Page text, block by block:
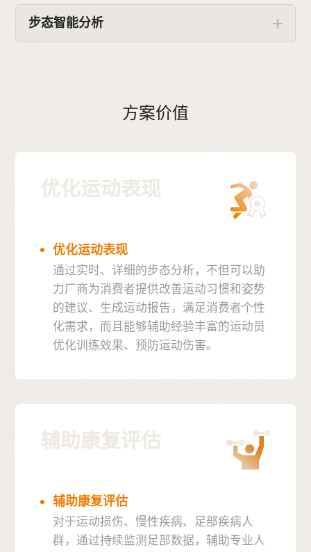
步态智能分析
方案价值
优化运动表现
优化运动表现
通过实时、详细的步态分析，不但可以助
力厂商为消费者提供改善运动习惯和姿势
的建议、生成运动报告，满足消费者个性
化需求，而且能够辅助经验丰富的运动员
优化训练效果、预防运动伤害。
辅助康复评估
辅助康复评估
对于运动损伤、慢性疾病、足部疾病人
群，通过持续监测足部数据，辅助专业人